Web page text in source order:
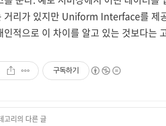
거리가 있지만 Uniform Interface를 제
인적으로 이 차이를 알고 있는 것보다는
구독하기
고리의 다른 글